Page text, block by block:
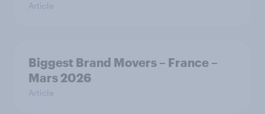
Article
Biggest Brand Movers – France –
Mars 2026
Article